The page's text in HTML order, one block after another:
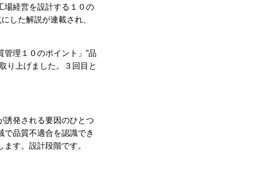
場経営を設計する１０の
した解説が連載され、
理１０のポイント」”品
り上げました。３回目と
誘発される要因のひとつ
で品質不適合を認識でき
す。設計段階です。